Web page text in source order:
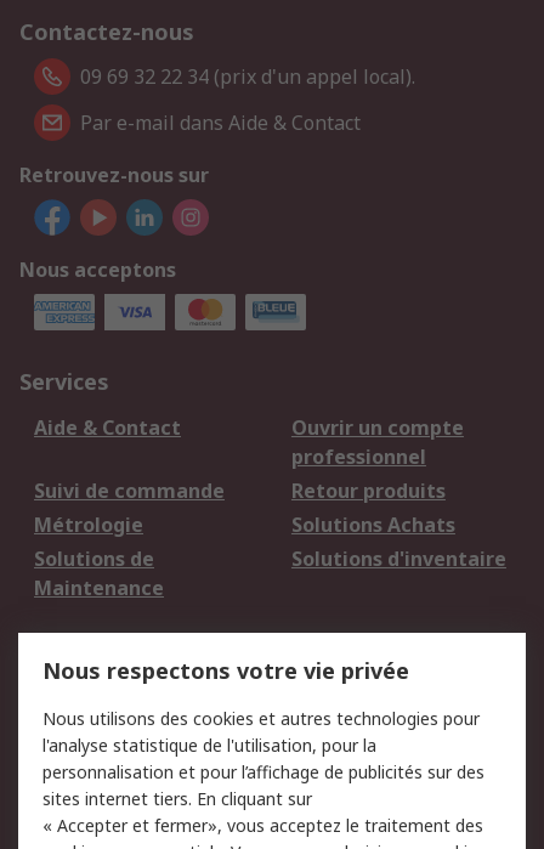
Contactez-nous
09 69 32 22 34 (prix d'un appel local).
Par e-mail dans Aide & Contact
Retrouvez-nous sur
Nous acceptons
Services
Aide & Contact
Ouvrir un compte
professionnel
Suivi de commande
Retour produits
Métrologie
Solutions Achats
Solutions de
Maintenance
Solutions d'inventaire
du site
Politique de protection
des données - Mise à
jour
Sécurité des E-mails
Nous respectons votre vie privée
Nous utilisons des cookies et autres technologies pour
l'analyse statistique de l'utilisation, pour la
personnalisation et pour l’affichage de publicités sur des
sites internet tiers. En cliquant sur
« Accepter et fermer», vous acceptez le traitement des